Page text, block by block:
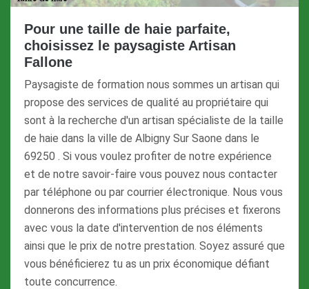
Pour une taille de haie parfaite,
choisissez le paysagiste Artisan
Fallone
Paysagiste de formation nous sommes un artisan qui
propose des services de qualité au propriétaire qui
sont à la recherche d'un artisan spécialiste de la taille
de haie dans la ville de Albigny Sur Saone dans le
69250 . Si vous voulez profiter de notre expérience
et de notre savoir-faire vous pouvez nous contacter
par téléphone ou par courrier électronique. Nous vous
donnerons des informations plus précises et fixerons
avec vous la date d'intervention de nos éléments
ainsi que le prix de notre prestation. Soyez assuré que
vous bénéficierez tu as un prix économique défiant
toute concurrence.